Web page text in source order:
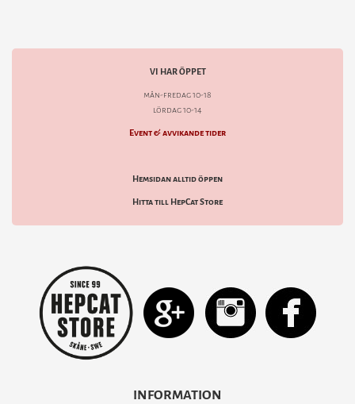
VI HAR ÖPPET
mån-fredag 10-18
lördag 10-14
Event & avvikande tider
Hemsidan alltid öppen
Hitta till HepCat Store
INFORMATION